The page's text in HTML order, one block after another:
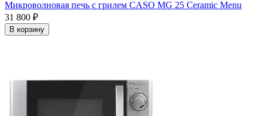
Микроволновая печь с грилем CASO MG 25 Ceramic Menu
31 800 ₽
В корзину